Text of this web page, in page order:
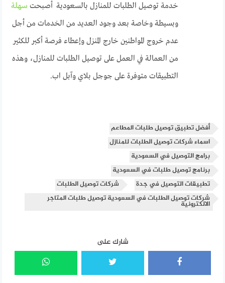
خدمة توصيل الطلبات للمنازل بالسعودية أصبحت سهلة
وبسيطة وخاصة بعد وجود العديد من الخدمات من أجل
عدم خروج المواطنين خارج المنزل وإعطاء فرصة أكبر للكثير
من العمالة في العمل على توصيل الطلبات للمنازل، وهذه
التطبيقات متوفرة على جوجل بلاي وآبل اب.
أفضل تطبيق توصيل طلبات المطاعم
اسماء شركات توصيل الطلبات للمنازل
برامج التوصيل في السعودية
برنامج توصيل طلبات في السعودية
تطبيقات التوصيل في جدة
شركات توصيل الطلبات
شركات توصيل الطلبات في السعودية توصيل طلبات المتاجر
الالكترونية
شارك على